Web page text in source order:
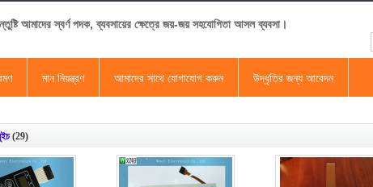
আমাদের স্বর্ণ পদক, ব্যবসায়ের ক্ষেত্রে জয়-জয় সহযোগিতা আসল ব্যবসা।
মান নিয়ন্ত্রণ আমাদের সাথে যোগাযোগ করুন উদ্ধৃতির জন্য আবেদন
(29)